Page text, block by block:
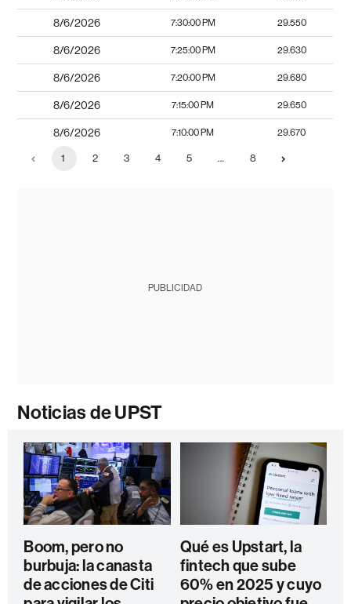
8/6/2026 7:30:00 PM 29.550
8/6/2026 7:25:00 PM 29.630
8/6/2026 7:20:00 PM 29.680
8/6/2026 7:15:00 PM 29.650
8/6/2026 7:10:00 PM 29.670
1 2 3 4 5 … 8
PUBLICIDAD
Noticias de UPST
Boom, pero no
burbuja: la canasta
de acciones de Citi
Qué es Upstart, la
fintech que sube
60% en 2025 y cuyo